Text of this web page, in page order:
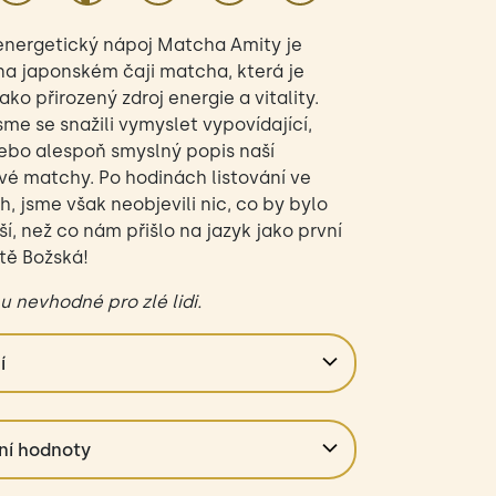
nápoj Matcha Amity je
japonském čaji matcha, která je
přirozený zdroj energie a vitality.
se snažili vymyslet vypovídající,
alespoň smyslný popis naší
matchy. Po hodinách listování ve
jsme však neobjevili nic, co by bylo
než co nám přišlo na jazyk jako první
Božská!
nevhodné pro zlé lidi.
(5%), zelený čaj matcha v BIO
uhličitý, kyselina: kyselina citronová,
aroma, přírodní barviva: Cu-chlorofylin,
hodnoty